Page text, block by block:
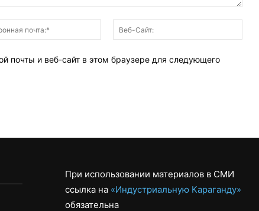
Электронная
почта:*
Сайт:
почты и веб-сайт в этом браузере для следующего
При использовании материалов в СМИ
ссылка на «Индустриальную Караганду»
обязательна